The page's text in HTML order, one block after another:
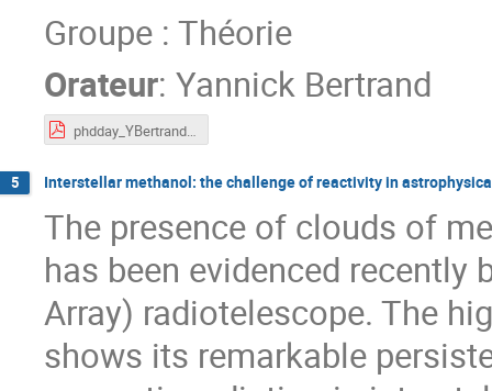
Groupe : Théorie
Orateur: Yannick Bertrand
phdday_YBertrand.pdf
5 Interstellar methanol: the challenge of reactivity in
The presence of clouds of
has been evidenced
Array) radiotelescope. The
shows its remarkable